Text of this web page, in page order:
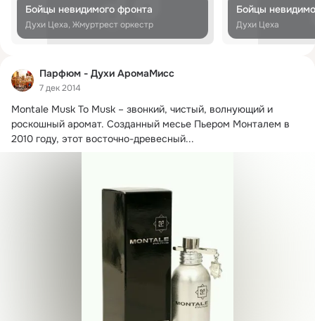
Бойцы невидимого фронта
Духи Цеха, Жмуртрест оркестр
Бойцы
Духи Цеха
Парфюм - Духи АромаМисс
7 дек 2014
Montale Musk To Musk – звонкий, чистый, волнующий и
роскошный аромат. Созданный месье Пьером Монталем в
2010 году, этот восточно-древесный...